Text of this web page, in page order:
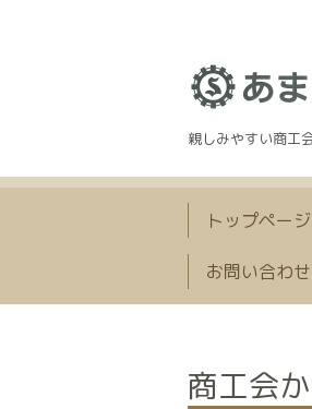
親しみやすい商工
トップページ
お問い合わせ
商工会